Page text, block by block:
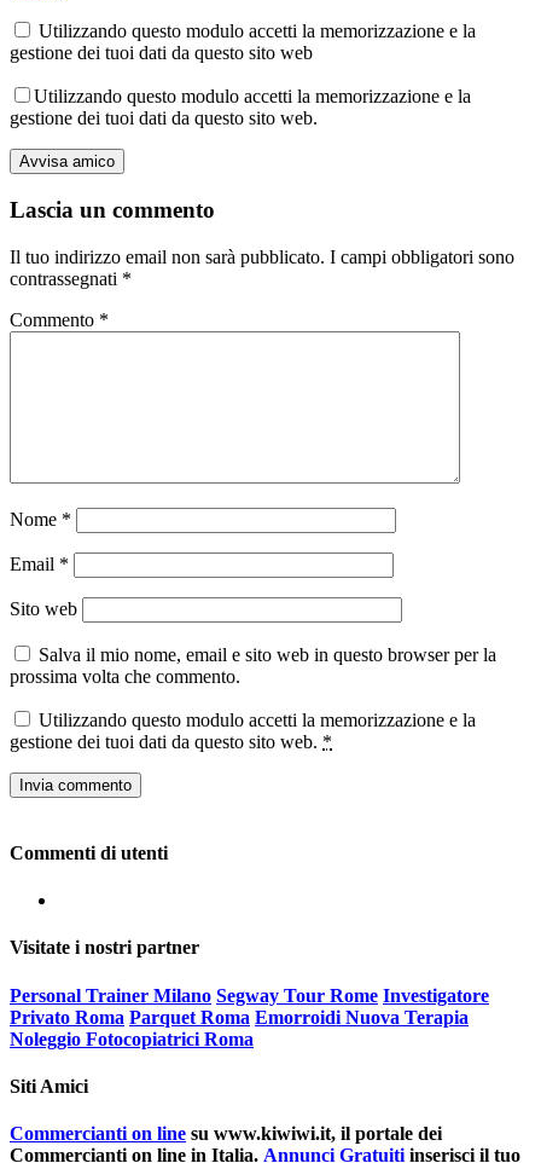
Utilizzando questo modulo accetti la memorizzazione e la
gestione dei tuoi dati da questo sito web
Utilizzando questo modulo accetti la memorizzazione e la
gestione dei tuoi dati da questo sito web.
Lascia un commento
Il tuo indirizzo email non sarà pubblicato. I campi obbligatori sono
contrassegnati *
Commento *
Nome *
Email *
Sito web
Salva il mio nome, email e sito web in questo browser per la
prossima volta che commento.
Utilizzando questo modulo accetti la memorizzazione e la
gestione dei tuoi dati da questo sito web. *
Commenti di utenti
Visitate i nostri partner
Personal Trainer Milano Segway Tour Rome Investigatore
Privato Roma Parquet Roma Emorroidi Nuova Terapia
Noleggio Fotocopiatrici Roma
Siti Amici
Commercianti on line su www.kiwiwi.it, il portale dei
Commercianti on line in Italia. Annunci Gratuiti inserisci il tuo